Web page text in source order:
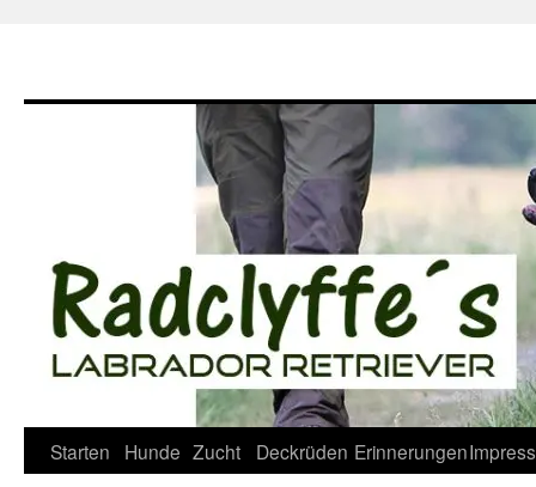
Starten Hunde Zucht Deckrüden Erinnerungen